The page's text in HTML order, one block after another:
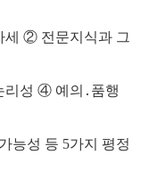
② 전문지식과 그
④ 예의․품행
성 등 5가지 평정